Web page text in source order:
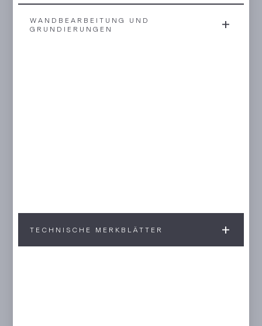
WANDBEARBEITUNG UND
GRUNDIERUNGEN
TECHNISCHE MERKBLÄTTER